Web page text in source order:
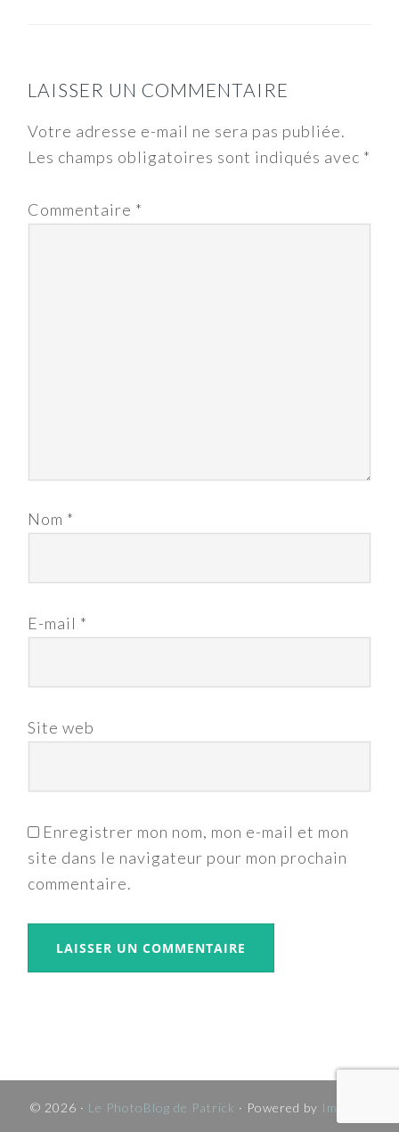
LAISSER UN COMMENTAIRE
Votre adresse e-mail ne sera pas publiée.
Les champs obligatoires sont indiqués avec *
Commentaire *
Nom *
E-mail *
Site web
Enregistrer mon nom, mon e-mail et mon
site dans le navigateur pour mon prochain
commentaire.
© 2026 · Le PhotoBlog de Patrick · Powered by Imagely